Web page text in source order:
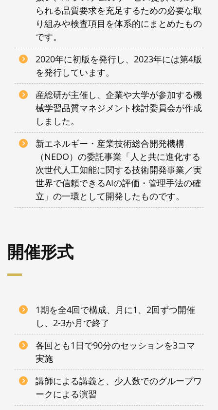
られる品質要求を充足するための必要な取
り組みや検査項目を体系的にまとめたもの
です。
2020年に初版を発行し、2023年には第4版
を発行しています。
産総研が主催し、企業や大学が参加する機
械学習品質マネジメント検討委員会が作成
しました。
新エネルギー・産業技術総合開発機構
（NEDO）の委託事業「人と共に進化する
次世代人工知能に関する技術開発事業／実
世界で信頼できるAIの評価・管理手法の確
立」の一環として開発したものです。
開催形式
1期を全4回で構成、月に1、2回ずつ開催
し、2-3か月で終了
各回とも1日で90分のセッションを3コマ
実施
講師による講義と、少人数でのグループワ
ークによる演習